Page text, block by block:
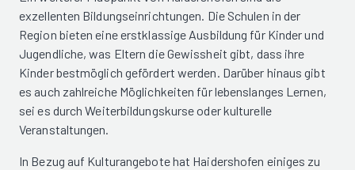
exzellenten Bildungseinrichtungen. Die Schulen in der
Region bieten eine erstklassige Ausbildung für Kinder und
Jugendliche, was Eltern die Gewissheit gibt, dass ihre
Kinder bestmöglich gefördert werden. Darüber hinaus gibt
es auch zahlreiche Möglichkeiten für lebenslanges Lernen,
sei es durch Weiterbildungskurse oder kulturelle
Veranstaltungen.
In Bezug auf Kulturangebote hat Haidershofen einiges zu